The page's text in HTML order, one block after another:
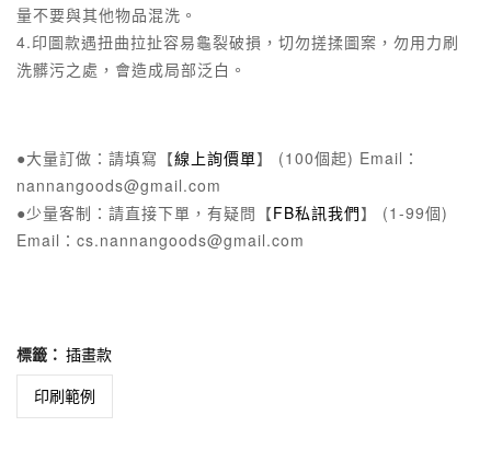
量不要與其他物品混洗。
4.印圖款遇扭曲拉扯容易龜裂破損，切勿搓揉圖案，勿用力刷
洗髒污之處，會造成局部泛白。
●大量訂做：請填寫【線上詢價單】 (100個起) Email：
nannangoods@gmail.com
●少量客制：請直接下單，有疑問【FB私訊我們】 (1-99個)
Email：cs.nannangoods@gmail.com
標籤： 插畫款
印刷範例